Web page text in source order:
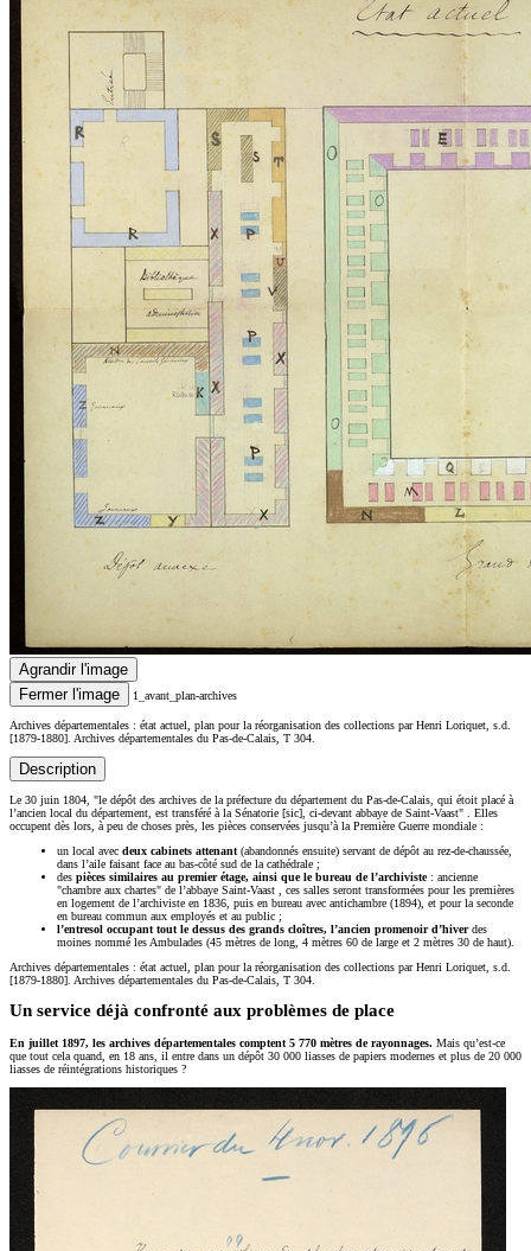
Agrandir l'image
Fermer l'image
1_avant_plan-archives
Archives départementales : état actuel, plan pour la réorganisation des collections par Henri Loriquet, s.d.
[1879-1880]. Archives départementales du Pas-de-Calais, T 304.
Description
Le 30 juin 1804,
le dépôt des archives de la préfecture du département du Pas-de-Calais, qui étoit placé à
l’ancien local du département, est transféré à la Sénatorie [sic], ci-devant abbaye de Saint-Vaast
. Elles
occupent dès lors, à peu de choses près, les pièces conservées jusqu’à la Première Guerre mondiale :
un local avec deux cabinets attenant (abandonnés ensuite) servant de dépôt au rez-de-chaussée,
dans l’aile faisant face au bas-côté sud de la cathédrale ;
des pièces similaires au premier étage, ainsi que le bureau de l’archiviste: ancienne
"chambre aux chartes" de l’abbaye Saint-Vaast , ces salles seront transformées pour les premières
en logement de l’archiviste en 1836, puis en bureau avec antichambre (1894), et pour la seconde
en bureau commun aux employés et au public ;
l’entresol occupant tout le dessus des grands cloîtres, l’ancien promenoir d’hiverdes
moines nommé les Ambulades (45 mètres de long, 4 mètres 60 de large et 2 mètres 30 de haut).
Archives départementales : état actuel, plan pour la réorganisation des collections par Henri Loriquet, s.d.
[1879-1880]. Archives départementales du Pas-de-Calais, T 304.
Un service déjà confronté aux problèmes de place
En juillet 1897, les archives départementales comptent 5 770 mètres de rayonnages. Mais qu’est-ce
que tout cela quand, en 18 ans, il entre dans un dépôt 30 000 liasses de papiers modernes et plus de 20 000
liasses de réintégrations historiques ?